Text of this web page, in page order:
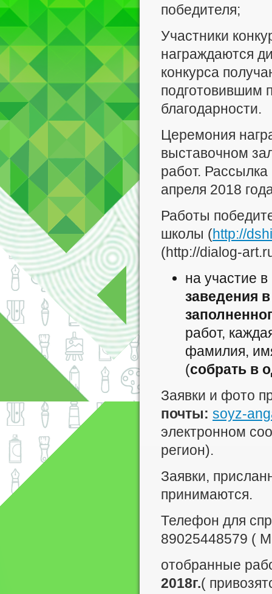
победителя;
Участники
награждаются
конкурса
подготовившим
благодарности.
Церемония
выставочном
работ.
апреля 2018
Работы
школы (http://
(http://dialog-
на участие
заведения
работ,
фамилия,
(собрать в
Заявки и фото
почты: soyz-
электронном
регион).
Заявки,
принимаются.
Телефон для
89025448579 (
отобранные
2018г.(